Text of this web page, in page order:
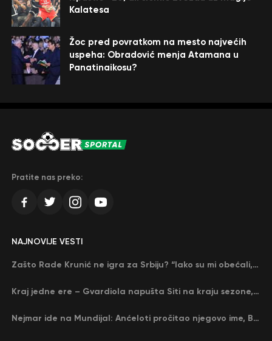
Kalatesa
Žoc pred povratkom na mesto najvećih
uspeha: Obradović menja Atamana u
Panatinaikosu?
Pratite nas preko:
NAJNOVIJE VESTI
Zašto Rade Krunić ne igra za Srbiju? “Iako su mi obećali, niko me nije zvao…”
Kraj jedne ere – Gvardiola napušta Siti na kraju sezone, menja ga njegov nekadašnji rival
Nejmar ide na Mundijal: Anćeloti pročitao njegovo ime, Brazil u delirijumu (VIDEO)